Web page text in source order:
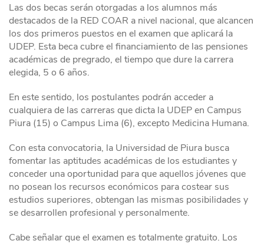
Las dos becas serán otorgadas a los alumnos más
destacados de la RED COAR a nivel nacional, que alcancen
los dos primeros puestos en el examen que aplicará la
UDEP. Esta beca cubre el financiamiento de las pensiones
académicas de pregrado, el tiempo que dure la carrera
elegida, 5 o 6 años.
En este sentido, los postulantes podrán acceder a
cualquiera de las carreras que dicta la UDEP en Campus
Piura (15) o Campus Lima (6), excepto Medicina Humana.
Con esta convocatoria, la Universidad de Piura busca
fomentar las aptitudes académicas de los estudiantes y
conceder una oportunidad para que aquellos jóvenes que
no posean los recursos económicos para costear sus
estudios superiores, obtengan las mismas posibilidades y
se desarrollen profesional y personalmente.
Cabe señalar que el examen es totalmente gratuito. Los